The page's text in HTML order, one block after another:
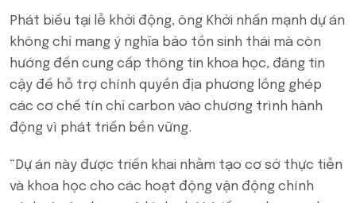
Phát biểu tại lễ khởi động, ông Khởi nhấn mạnh dự án
không chỉ mang ý nghĩa bảo tồn sinh thái mà còn
hướng đến cung cấp thông tin khoa học, đáng tin
cậy để hỗ trợ chính quyền địa phương lồng ghép
các cơ chế tín chỉ carbon vào chương trình hành
động vì phát triển bền vững.
“Dự án này được triển khai nhằm tạo cơ sở thực tiễn
và khoa học cho các hoạt động vận động chính